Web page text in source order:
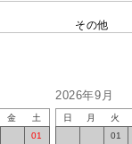
その他
金
土
01
2026年9月
日 月 火
01